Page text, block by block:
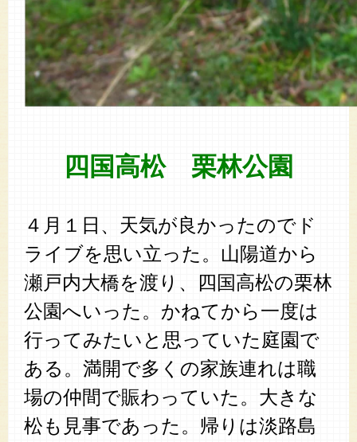
四国高松 栗林公園
４月１日、天気が良かったのでド
ライブを思い立った。山陽道から
瀬戸内大橋を渡り、四国高松の栗林
公園へいった。かねてから一度は
行ってみたいと思っていた庭園で
ある。満開で多くの家族連れは職
場の仲間で賑わっていた。大きな
松も見事であった。帰りは淡路島